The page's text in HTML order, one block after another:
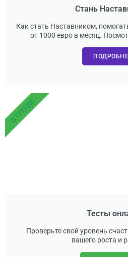
Стань
Как стать Наставником,
от 1000 евро в месяц.
Тесты
Проверьте свой уровень
вашего роста и
В ТРЕНДЕ